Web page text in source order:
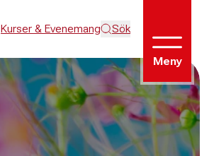
Kurser & Evenemang Sök
Meny